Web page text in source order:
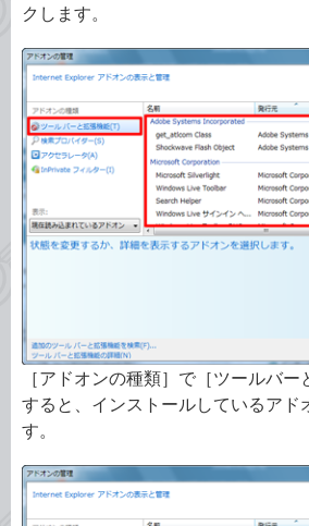
クします。
［アドオンの種類］で［ツールバ
すると、インストールしているアド
す。